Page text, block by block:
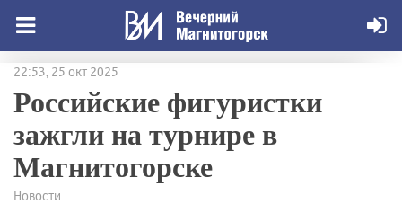
22:53, 25 окт 2025
Российские фигуристки
зажгли на турнире в
Магнитогорске
Новости